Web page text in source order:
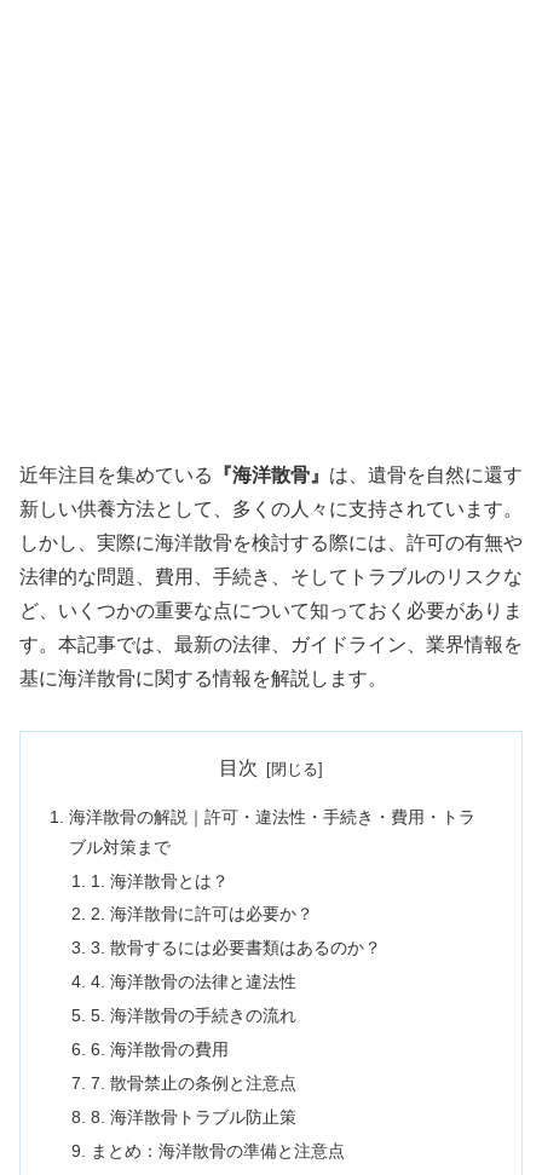
近年注目を集めている 『海洋散骨』 は、遺骨を自然に還す
新しい供養方法として、多くの人々に支持されています。
しかし、実際に海洋散骨を検討する際には、許可の有無や
法律的な問題、費用、手続き、そしてトラブルのリスクな
ど、いくつかの重要な点について知っておく必要がありま
す。本記事では、最新の法律、ガイドライン、業界情報を
基に海洋散骨に関する情報を解説します。
目次
海洋散骨の解説｜許可・違法性・手続き・費用・トラ
ブル対策まで
1. 海洋散骨とは？
2. 海洋散骨に許可は必要か？
3. 散骨するには必要書類はあるのか？
4. 海洋散骨の法律と違法性
5. 海洋散骨の手続きの流れ
6. 海洋散骨の費用
7. 散骨禁止の条例と注意点
8. 海洋散骨トラブル防止策
まとめ：海洋散骨の準備と注意点